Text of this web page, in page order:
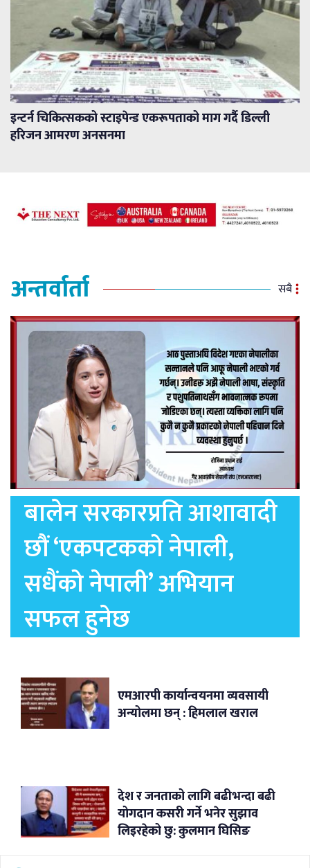
इन्टर्न चिकित्सकको स्टाइपेन्ड एकरूपताको माग गर्दै डिल्ली
हरिजन आमरण अनसनमा
अन्तर्वार्ता सबै
बालेन सरकारप्रति आशावादी
छौं ‘एकपटकको नेपाली,
सधैंको नेपाली’ अभियान
सफल हुनेछ
एमआरपी कार्यान्वयनमा व्यवसायी
अन्योलमा छन् : हिमलाल खराल
देश र जनताको लागि बढीभन्दा बढी
योगदान कसरी गर्ने भनेर सुझाव
लिइरहेको छु: कुलमान घिसिङ